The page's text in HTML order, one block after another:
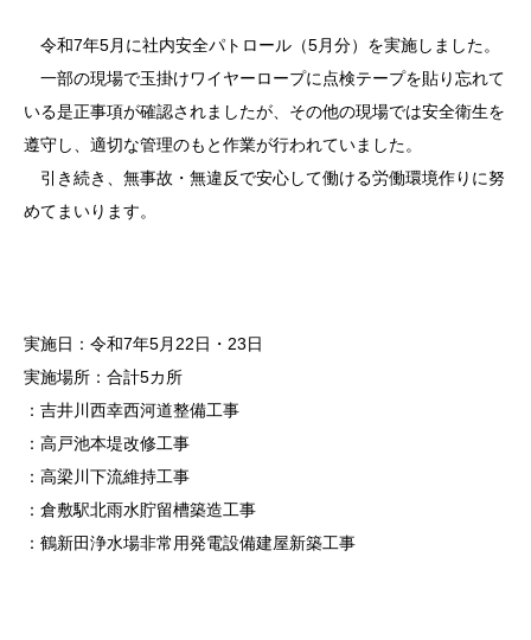
令和7年5月に社内安全パトロール（5月分）を実施しました。
一部の現場で玉掛けワイヤーロープに点検テープを貼り忘れて
いる是正事項が確認されましたが、その他の現場では安全衛生を
遵守し、適切な管理のもと作業が行われていました。
引き続き、無事故・無違反で安心して働ける労働環境作りに努
めてまいります。
実施日：令和7年5月22日・23日
実施場所：合計5カ所
：吉井川西幸西河道整備工事
：高戸池本堤改修工事
：高梁川下流維持工事
：倉敷駅北雨水貯留槽築造工事
：鶴新田浄水場非常用発電設備建屋新築工事